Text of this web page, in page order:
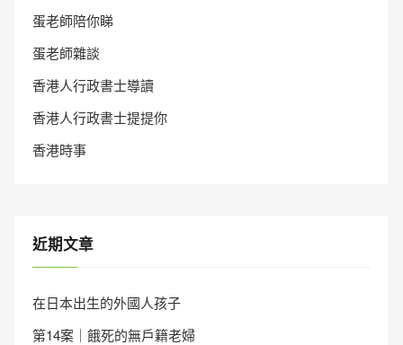
蛋老師陪你睇
蛋老師雜談
香港人行政書士導讀
香港人行政書士提提你
香港時事
近期文章
在日本出生的外國人孩子
第14案｜餓死的無戶籍老婦